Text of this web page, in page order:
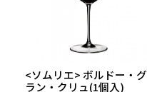
<ソムリエ> ボルドー・グ
ラン・クリュ(1個入)